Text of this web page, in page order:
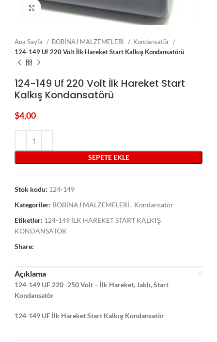
Click to enlarge
Ana Sayfa BOBİNAJ MALZEMELERİ
Kondansatör
124-149 Uf 220 Volt İlk Hareket Start Kalkış Kondansatörü
124-149 Uf 220 Volt İlk Hareket Start
Kalkış Kondansatörü
$4,00
SEPETE EKLE
Stok kodu: 124-149
Kategoriler: BOBİNAJ MALZEMELERİ , Kondansatör
Etiketler: 124-149 İLK HAREKET START KALKIŞ
KONDANSATÖR
Share:
Açıklama
124-149 UF 220 -250 Volt – İlk Hareket, Jaklı, Start
Kondansatör
124-149 UF İlk Hareket Start Kalkış Kondansatör